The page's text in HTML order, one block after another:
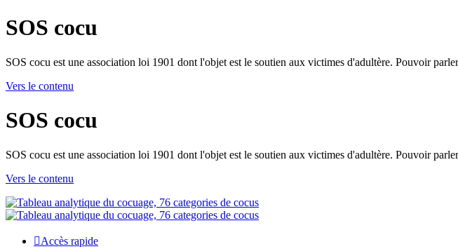
SOS cocu
SOS cocu est une association loi 1901 dont l'objet est le soutien aux victimes d'adultère. Pouvoir
Vers le contenu
SOS cocu
SOS cocu est une association loi 1901 dont l'objet est le soutien aux victimes d'adultère. Pouvoir
Vers le contenu
Accès rapide